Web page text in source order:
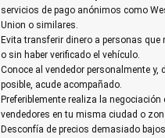
servicios de pago anónimos como
Union o similares.
Evita transferir dinero a personas que
o sin haber verificado el vehículo.
Conoce al vendedor personalmente y,
posible, acude acompañado.
Preferiblemente realiza la negociación
vendedores en tu misma ciudad o
Desconfía de precios demasiado